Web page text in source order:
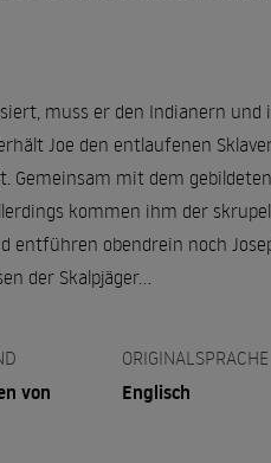
muss er den Indianern
Joe den entlaufenen
Gemeinsam mit dem
kommen ihm der
entführen obendrein noch
der Skalpjäger…
von
ORIGINALSPRACHE
Englisch